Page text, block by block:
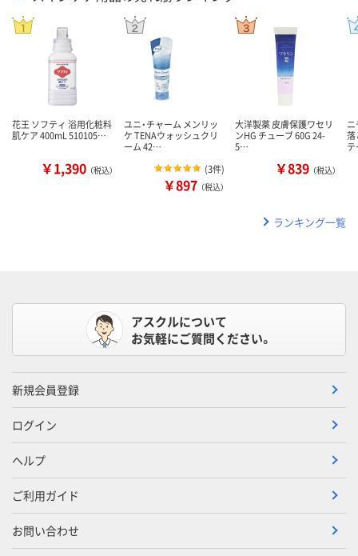
花王 ソフティ 浴用化粧料
肌ケア 400mL 510105…
￥1,390 （税込）
ユニ・チャーム メンリッ
ケ TENAウォッシュクリ
ーム 42…
(3件)
￥897 （税込）
大洋製薬 皮膚保護ワセリ
ンHG チューブ 60G 24-
5…
￥839 （税込）
落
ランキング一覧
アスクルについて
お気軽にご質問ください。
新規会員登録
ログイン
ヘルプ
ご利用ガイド
お問い合わせ